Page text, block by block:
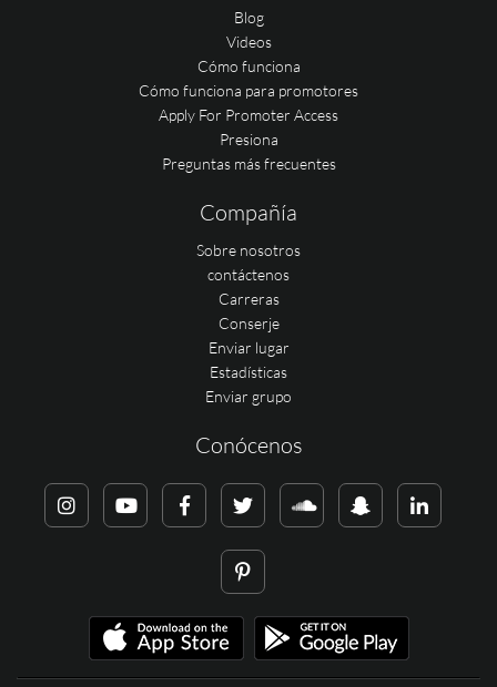
Blog
Videos
Cómo funciona
Cómo funciona para promotores
Apply For Promoter Access
Presiona
Preguntas más frecuentes
Compañía
Sobre nosotros
contáctenos
Carreras
Conserje
Enviar lugar
Estadísticas
Enviar grupo
Conócenos